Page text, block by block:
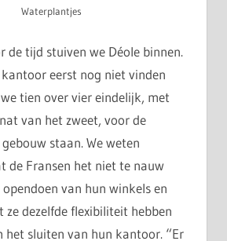
Waterplantjes
de tijd stuiven we Déole binnen.
eerst nog niet vinden
tien over vier eindelijk, met
van het zweet, voor de
staan. We weten
de Fransen het niet te nauw
van hun winkels en
ze dezelfde flexibiliteit hebben
het sluiten van hun kantoor. “Er